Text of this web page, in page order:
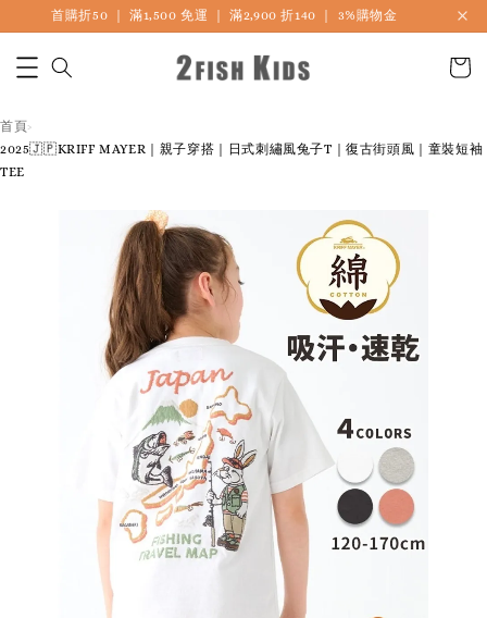
首購折50 ｜ 滿1,500 免運 ｜ 滿2,900 折140 ｜ 3%購物金
首頁›
2025🇯🇵KRIFF MAYER｜親子穿搭｜日式刺繡風兔子T｜復古街頭風｜童裝短袖
TEE